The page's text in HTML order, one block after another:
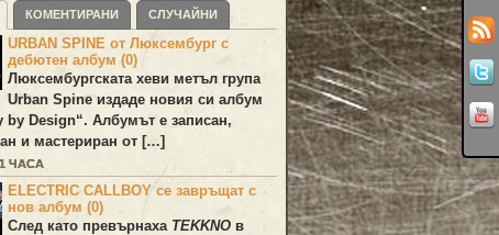
КОМЕНТИРАНИ СЛУЧАЙНИ
URBAN SPINE от Люксембург с
дебютен албум (0)
Люксембургската хеви метъл група
Urban Spineиздаде новия си албум
by Design“. Албумът е записан,
и мастериран от […]
ЧАСА
ELECTRIC CALLBOY се завръщат с
нов албум (0)
След като превърнаха TEKKNO в